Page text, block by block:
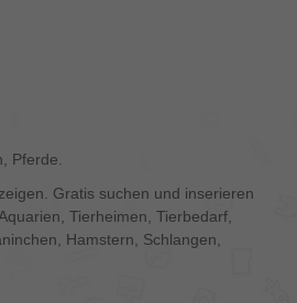
Pferde.
Gratis suchen und inserieren
Tierheimen, Tierbedarf,
Hamstern, Schlangen,